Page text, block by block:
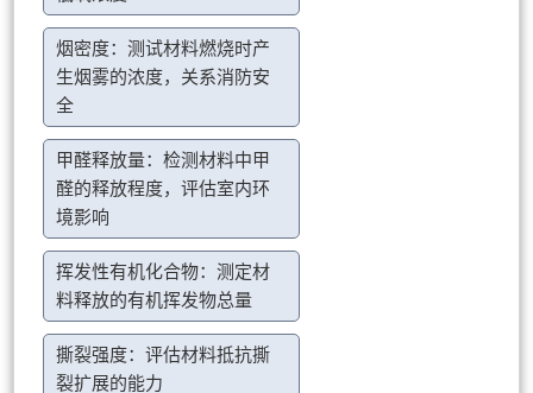
烟密度：测试材料燃烧时产
生烟雾的浓度，关系消防安
全
甲醛释放量：检测材料中甲
醛的释放程度，评估室内环
境影响
挥发性有机化合物：测定材
料释放的有机挥发物总量
撕裂强度：评估材料抵抗撕
裂扩展的能力